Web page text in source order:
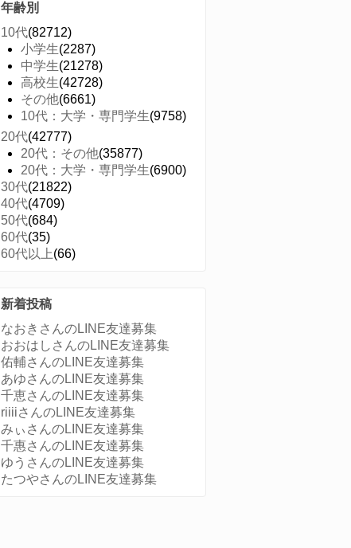
年齢別
10代(82712)
小学生(2287)
中学生(21278)
高校生(42728)
その他(6661)
10代：大学・専門学生(9758)
20代(42777)
20代：その他(35877)
20代：大学・専門学生(6900)
30代(21822)
40代(4709)
50代(684)
60代(35)
60代以上(66)
新着投稿
なおきさんのLINE友達募集
おおはしさんのLINE友達募集
佑輔さんのLINE友達募集
あゆさんのLINE友達募集
千恵さんのLINE友達募集
riiiiさんのLINE友達募集
みぃさんのLINE友達募集
千惠さんのLINE友達募集
ゆうさんのLINE友達募集
たつやさんのLINE友達募集